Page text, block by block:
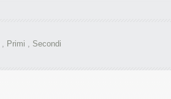
, Primi , Secondi